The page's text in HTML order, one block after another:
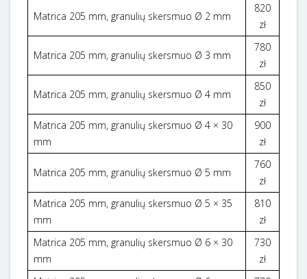
Matrica 205 mm, granulių skersmuo Ø 2 mm
820
zł
Matrica 205 mm, granulių skersmuo Ø 3 mm
780
zł
Matrica 205 mm, granulių skersmuo Ø 4 mm
850
zł
Matrica 205 mm, granulių skersmuo Ø 4 × 30
mm
900
zł
Matrica 205 mm, granulių skersmuo Ø 5 mm
760
zł
Matrica 205 mm, granulių skersmuo Ø 5 × 35
mm
810
zł
Matrica 205 mm, granulių skersmuo Ø 6 × 30
mm
730
zł